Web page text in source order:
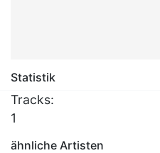
Statistik
Tracks:
1
ähnliche Artisten